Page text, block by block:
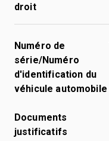
droit
Numéro de
série/Numéro
d'identification du
véhicule automobile
Documents
justificatifs